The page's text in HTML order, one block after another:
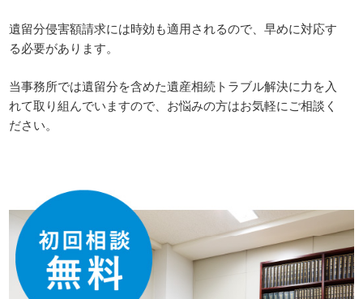
遺留分侵害額請求には時効も適用されるので、早めに対応す
る必要があります。
当事務所では遺留分を含めた遺産相続トラブル解決に力を入
れて取り組んでいますので、お悩みの方はお気軽にご相談く
ださい。